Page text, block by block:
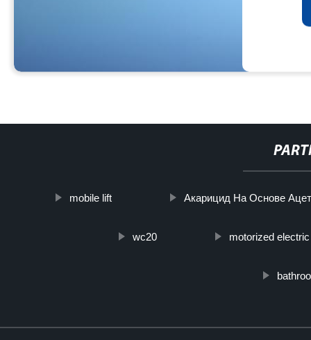
mobile lift Акарицид На Основе
wc20 motorized